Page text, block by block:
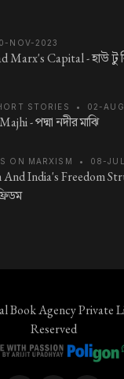
NOV-2023
Marx's Capital -হাউ টু
STORIES • 02-
-পদ্মা নদীর মাঝি
ON MARXISM • 08-
And India's Freedom
Book Agency Private
Reserved